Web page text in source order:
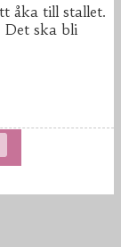
åka till stallet.
Det ska bli